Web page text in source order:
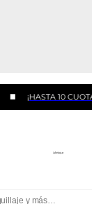
¡HASTA 10